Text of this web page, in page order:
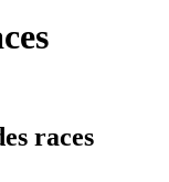
races